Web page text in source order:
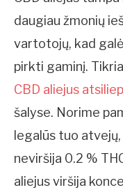
daugiau žmonių
vartotojų, kad
pirkti gaminį.
CBD aliejus
šalyse. Norime
legalūs tuo
neviršija 0.2 %
aliejus viršija